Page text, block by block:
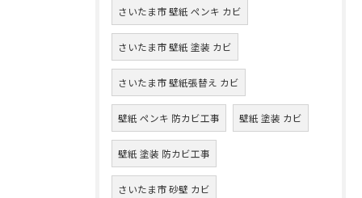
さいたま市 壁紙 ペンキ カビ
さいたま市 壁紙 塗装 カビ
さいたま市 壁紙張替え カビ
壁紙 ペンキ 防カビ工事 壁紙 塗装 カビ
壁紙 塗装 防カビ工事
さいたま市 砂壁 カビ